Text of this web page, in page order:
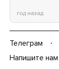
год назад
Телеграм
Напишите нам